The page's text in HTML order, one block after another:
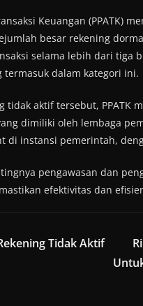
Keuangan (PPATK)
besar rekening
selama lebih dari tiga
dalam kategori ini.
tidak aktif tersebut, PPATK
dimiliki oleh lembaga
di instansi pemerintah,
pengawasan dan
efektivitas dan
Tidak Aktif